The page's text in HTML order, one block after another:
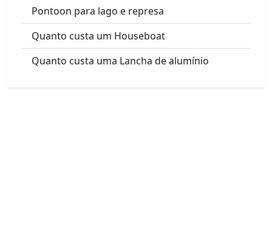
Pontoon para lago e represa
Quanto custa um Houseboat
Quanto custa uma Lancha de alumínio